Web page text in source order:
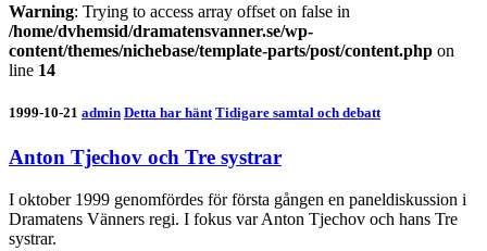
Warning: Trying to access array offset on false in
/home/dvhemsid/dramatensvanner.se/wp-
content/themes/nichebase/template-parts/post/content.php on
line 14
1999-10-21 admin Detta har hänt Tidigare samtal och debatt
Anton Tjechov och Tre systrar
I oktober 1999 genomfördes för första gången en paneldiskussion i
Dramatens Vänners regi. I fokus var Anton Tjechov och hans Tre
systrar.